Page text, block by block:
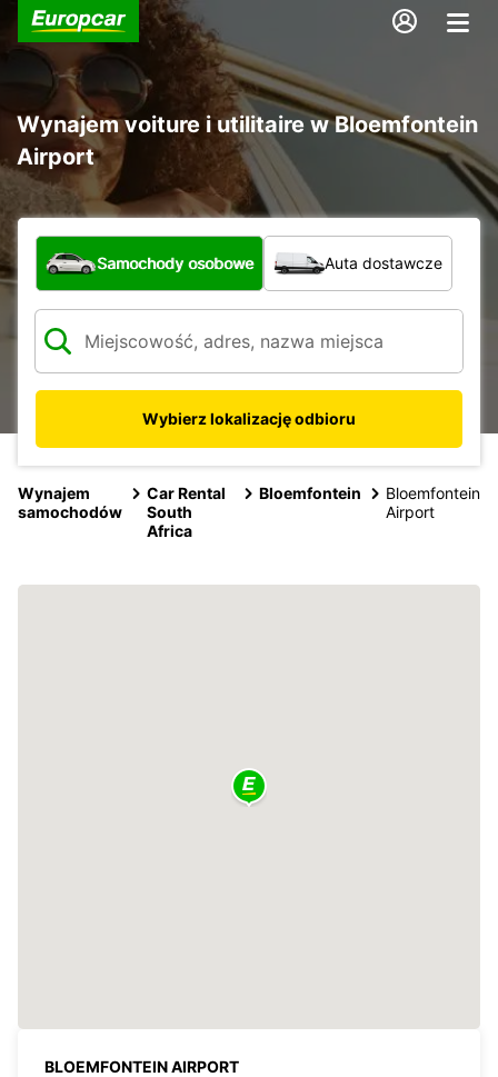
Wynajem voiture i utilitaire w Bloemfontein
Airport
Jaki typ pojazdu?
Samochody osobowe Auta dostawcze
Wybierz lokalizację odbioru
Wynajem
samochodów
Car Rental
South
Africa
Bloemfontein
Bloemfontein
Airport
BLOEMFONTEIN AIRPORT